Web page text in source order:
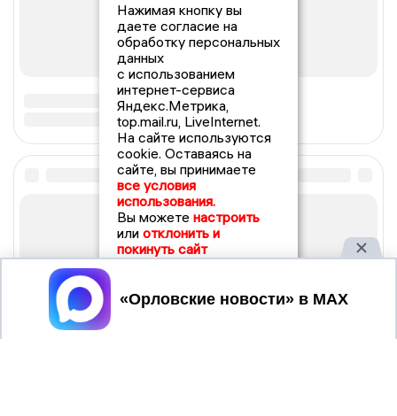
Нажимая кнопку вы
даете согласие на
обработку персональных
данных
с использованием
интернет-сервиса
Яндекс.Метрика,
top.mail.ru, LiveInternet.
На сайте используются
cookie. Оставаясь на
сайте, вы принимаете
все условия
использования.
Вы можете настроить
или отклонить и
покинуть сайт
Принять